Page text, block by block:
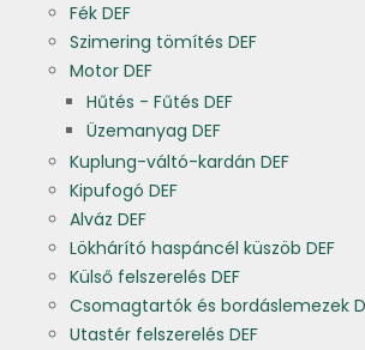
Fék DEF
Szimering tömítés DEF
Motor DEF
Hűtés - Fűtés DEF
Üzemanyag DEF
Kuplung-váltó-kardán DEF
Kipufogó DEF
Alváz DEF
Lökhárító haspáncél küszöb DEF
Külső felszerelés DEF
Csomagtartók és bordáslemezek
Utastér felszerelés DEF